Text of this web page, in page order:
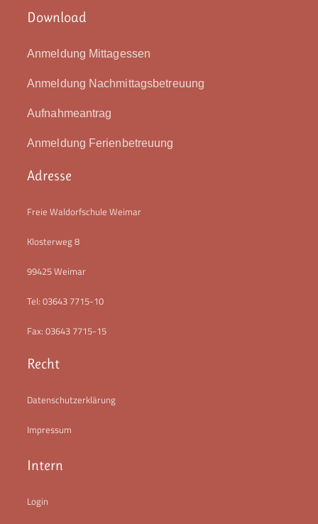
Download
Anmeldung Mittagessen
Anmeldung Nachmittagsbetreuung
Aufnahmeantrag
Anmeldung Ferienbetreuung
Adresse
Freie Waldorfschule Weimar
Klosterweg 8
99425 Weimar
Tel: 03643 7715-10
Fax: 03643 7715-15
Recht
Datenschutzerklärung
Impressum
Intern
Login